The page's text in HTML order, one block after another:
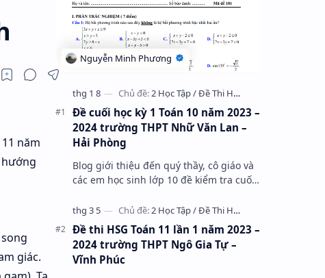
năm
hướng
giác.
Đề cuối học kỳ 1 Toán 10 năm 2023 –
2024 trường THPT Nhữ Văn Lan –
Hải Phòng
Blog giới thiệu đến quý thầy, cô giáo và
các em học sinh lớp 10 đề kiểm tra cuối
2024 trường THPT Nhữ Văn Lan, th…
Đề thi HSG Toán 11 lần 1 năm 2023 –
2024 trường THPT Ngô Gia Tự –
Vĩnh Phúc